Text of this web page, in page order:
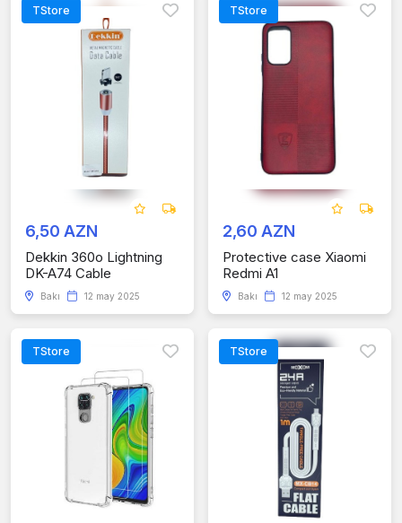
TStore
6,50 AZN
Dekkin 360o Lightning
DK-A74 Cable
Bakı 12 may 2025
TStore
2,60 AZN
Protective case Xiaomi
Redmi A1
Bakı 12 may 2025
TStore TStore